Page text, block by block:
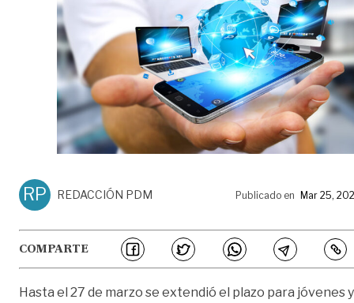
RP REDACCIÓN PDM Publicado en Mar 25,
COMPARTE
Hasta el 27 de marzo se extendió el plazo para jóvenes y